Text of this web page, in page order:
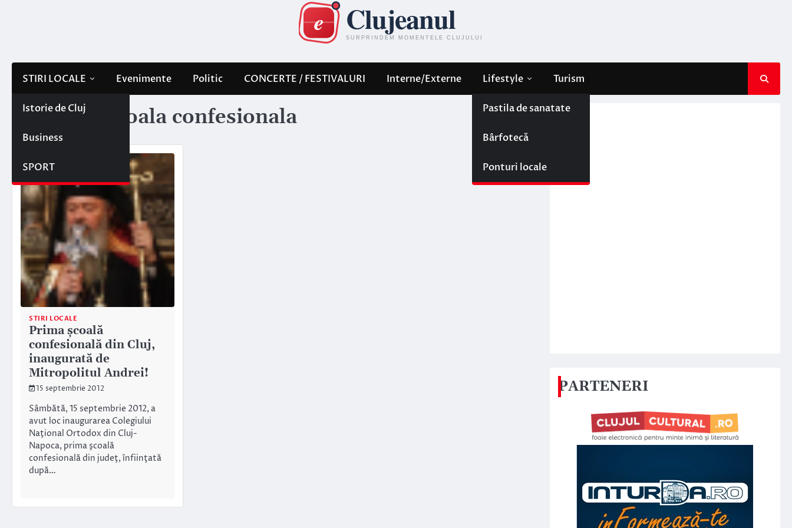
STIRI LOCALE
Istorie de Cluj
Business
SPORT
Evenimente Politic CONCERTE / FESTIVALURI Interne/Externe Lifestyle
Pastila de sanatate
Bârfotecă
Ponturi locale
Turism
Etichetă: scoala confesionala
STIRI LOCALE
Prima şcoală
confesională din Cluj,
inaugurată de
Mitropolitul Andrei!
15 septembrie 2012
Sâmbătă, 15 septembrie 2012, a
avut loc inaugurarea Colegiului
Naţional Ortodox din Cluj-
Napoca, prima şcoală
confesională din judeţ, înfiinţată
după…
PARTENERI